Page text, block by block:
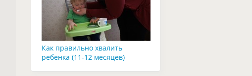
Как правильно хвалить
ребенка (11-12 месяцев)